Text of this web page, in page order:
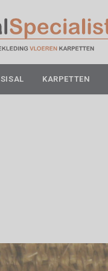
SISAL KARPETTEN